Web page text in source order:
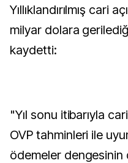
Yıllıklandırılmış cari
milyar dolara
kaydetti:
"Yıl sonu itibarıyla
OVP tahminleri ile
ödemeler dengesinin